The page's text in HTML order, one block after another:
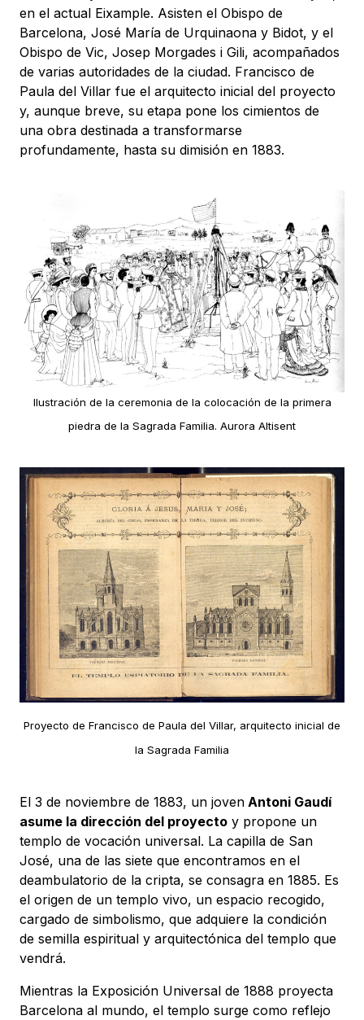
en el actual Eixample. Asisten el Obispo de
Barcelona, José María de Urquinaona y Bidot, y el
Obispo de Vic, Josep Morgades i Gili, acompañados
de varias autoridades de la ciudad. Francisco de
Paula del Villar fue el arquitecto inicial del proyecto
y, aunque breve, su etapa pone los cimientos de
una obra destinada a transformarse
profundamente, hasta su dimisión en 1883.
Ilustración de la ceremonia de la colocación de la primera
piedra de la Sagrada Familia. Aurora Altisent
Proyecto de Francisco de Paula del Villar, arquitecto inicial de
la Sagrada Familia
El 3 de noviembre de 1883, un joven Antoni Gaudí
asume la dirección del proyecto y propone un
templo de vocación universal. La capilla de San
José, una de las siete que encontramos en el
deambulatorio de la cripta, se consagra en 1885. Es
el origen de un templo vivo, un espacio recogido,
cargado de simbolismo, que adquiere la condición
de semilla espiritual y arquitectónica del templo que
vendrá.
Mientras la Exposición Universal de 1888 proyecta
Barcelona al mundo, el templo surge como reflejo